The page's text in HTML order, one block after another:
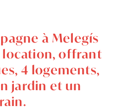
à Melegís
location, offrant
4 logements,
jardin et un